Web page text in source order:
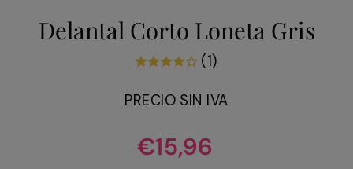
Delantal Corto Loneta Gris
(1)
PRECIO SIN IVA
Precio
habitual
€15,96